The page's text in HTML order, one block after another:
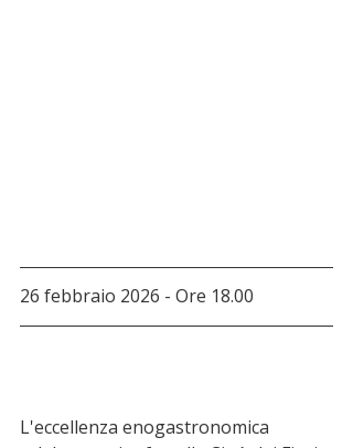
26 febbraio 2026 - Ore 18.00
L'eccellenza enogastronomica